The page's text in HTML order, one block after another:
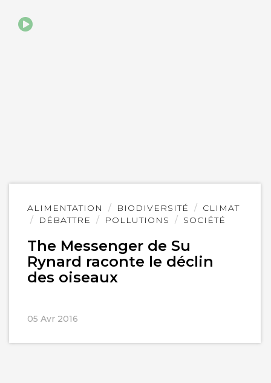
ALIMENTATION BIODIVERSITÉ
CLIMAT
DÉBATTRE
POLLUTIONS SOCIÉTÉ
The Messenger de Su
Rynard raconte le déclin
des oiseaux
05 Avr 2016
Lire
l'article